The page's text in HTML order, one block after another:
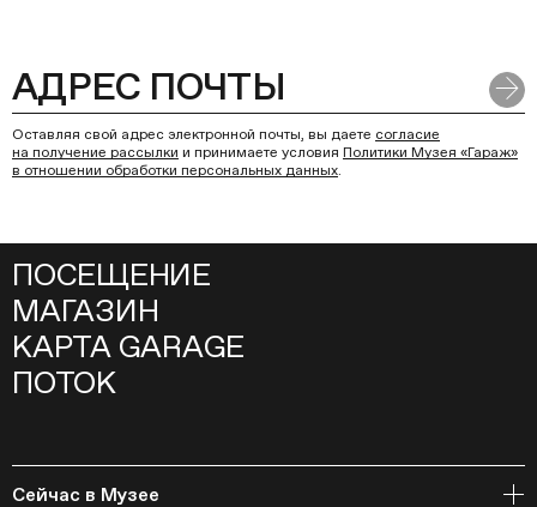
Оставляя свой адрес электронной почты, вы даете согласие
на получение рассылки и принимаете условия Политики Музея «Гараж»
в отношении обработки персональных данных.
ПОСЕЩЕНИЕ
МАГАЗИН
КАРТА GARAGE
ПОТОК
Сейчас в Музее